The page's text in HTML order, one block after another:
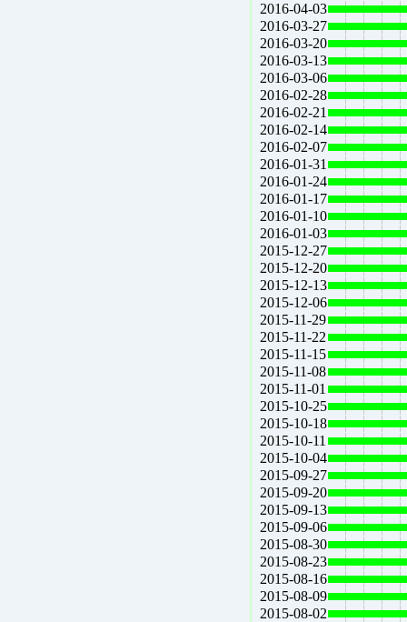
2016-04-03
2016-03-27
2016-03-20
2016-03-13
2016-03-06
2016-02-28
2016-02-21
2016-02-14
2016-02-07
2016-01-31
2016-01-24
2016-01-17
2016-01-10
2016-01-03
2015-12-27
2015-12-20
2015-12-13
2015-12-06
2015-11-29
2015-11-22
2015-11-15
2015-11-08
2015-11-01
2015-10-25
2015-10-18
2015-10-11
2015-10-04
2015-09-27
2015-09-20
2015-09-13
2015-09-06
2015-08-30
2015-08-23
2015-08-16
2015-08-09
2015-08-02